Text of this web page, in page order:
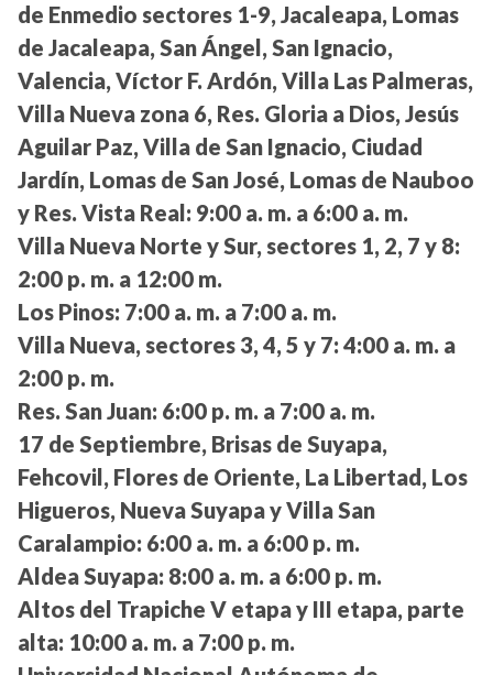
de Enmedio sectores 1-9, Jacaleapa, Lomas
de Jacaleapa, San Ángel, San Ignacio,
Valencia, Víctor F. Ardón, Villa Las Palmeras,
Villa Nueva zona 6, Res. Gloria a Dios, Jesús
Aguilar Paz, Villa de San Ignacio, Ciudad
Jardín, Lomas de San José, Lomas de Nauboo
y Res. Vista Real: 9:00 a. m. a 6:00 a. m.
Villa Nueva Norte y Sur, sectores 1, 2, 7 y 8:
2:00 p. m. a 12:00 m.
Los Pinos: 7:00 a. m. a 7:00 a. m.
Villa Nueva, sectores 3, 4, 5 y 7: 4:00 a. m. a
2:00 p. m.
Res. San Juan: 6:00 p. m. a 7:00 a. m.
17 de Septiembre, Brisas de Suyapa,
Fehcovil, Flores de Oriente, La Libertad, Los
Higueros, Nueva Suyapa y Villa San
Caralampio: 6:00 a. m. a 6:00 p. m.
Aldea Suyapa: 8:00 a. m. a 6:00 p. m.
Altos del Trapiche V etapa y III etapa, parte
alta: 10:00 a. m. a 7:00 p. m.